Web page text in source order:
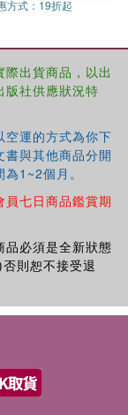
方式： 19折起
出貨商品，以出
版社供應狀況特
空運的方式為你下
與其他商品分開
1~2個月。
員七日商品鑑賞期
品必須是全新狀態
則恕不接受退